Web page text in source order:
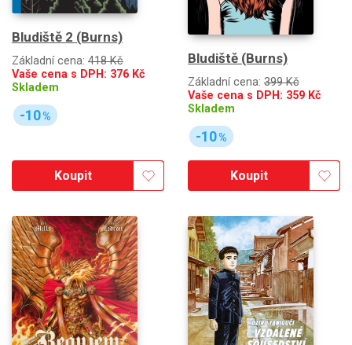
Bludiště 2 (Burns)
Základní cena: 418 Kč
Vaše cena s DPH: 376 Kč
Skladem
-10%
Koupit
Bludiště (Burns)
Základní cena: 399 Kč
Vaše cena s DPH: 359 Kč
Skladem
-10%
Koupit